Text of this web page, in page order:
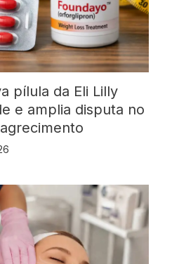
pílula da Eli Lilly
e amplia disputa no